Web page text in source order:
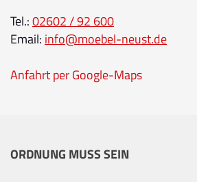
Tel.:02602 / 92 600
Email: info@moebel-neust.de
Anfahrt per Google-Maps
ORDNUNG MUSS SEIN